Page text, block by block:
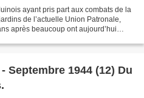
ayant pris part aux combats de la
de l’actuelle Union Patronale,
après beaucoup ont aujourd’hui
Septembre 1944 (12) Du